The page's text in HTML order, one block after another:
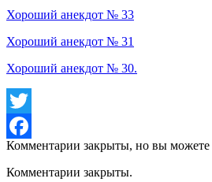
Хороший анекдот № 33
Хороший анекдот № 31
Хороший анекдот № 30.
Twitter
Facebook
Комментарии закрыты, но вы можете
Комментарии закрыты.